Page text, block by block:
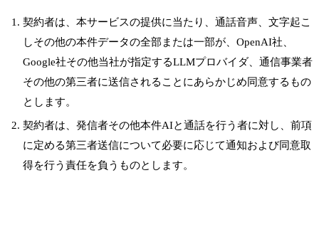
契約者は、本サービスの提供に当たり、通話音声、文字起こ
しその他の本件データの全部または一部が、OpenAI社、
Google社その他当社が指定するLLMプロバイダ、通信事業者
その他の第三者に送信されることにあらかじめ同意するもの
とします。
契約者は、発信者その他本件AIと通話を行う者に対し、前項
に定める第三者送信について必要に応じて通知および同意取
得を行う責任を負うものとします。